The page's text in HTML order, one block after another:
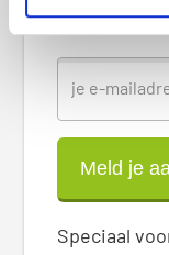
r
Ontvang
Speciaal